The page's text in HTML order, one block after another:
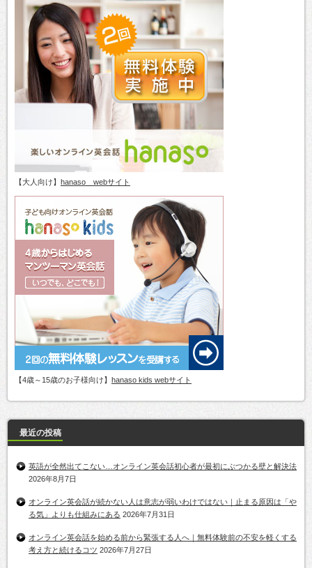
【大人向け】 hanaso webサイト
【4歳～15歳のお子様向け】 hanaso kids webサイト
最近の投稿
英語が全然出てこない…オンライン英会話初心者が最初にぶつかる壁と解決法
2026年8月7日
オンライン英会話が続かない人は意志が弱いわけではない｜止まる原因は「や
る気」よりも仕組みにある 2026年7月31日
オンライン英会話を始める前から緊張する人へ｜無料体験前の不安を軽くする
考え方と続けるコツ 2026年7月27日